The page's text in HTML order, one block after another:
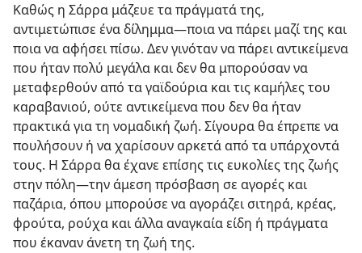
Καθώς η Σάρρα μάζευε τα πράγματά της,
αντιμετώπισε ένα δίλημμα​—ποια να πάρει μαζί της και
ποια να αφήσει πίσω. Δεν γινόταν να πάρει αντικείμενα
που ήταν πολύ μεγάλα και δεν θα μπορούσαν να
μεταφερθούν από τα γαϊδούρια και τις καμήλες του
καραβανιού, ούτε αντικείμενα που δεν θα ήταν
πρακτικά για τη νομαδική ζωή. Σίγουρα θα έπρεπε να
πουλήσουν ή να χαρίσουν αρκετά από τα υπάρχοντά
τους. Η Σάρρα θα έχανε επίσης τις ευκολίες της ζωής
στην πόλη​—την άμεση πρόσβαση σε αγορές και
παζάρια, όπου μπορούσε να αγοράζει σιτηρά, κρέας,
φρούτα, ρούχα και άλλα αναγκαία είδη ή πράγματα
που έκαναν άνετη τη ζωή της.